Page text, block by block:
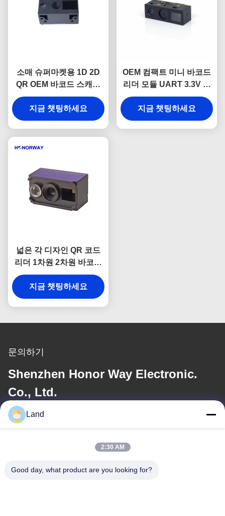
소매 슈퍼마켓용 1D 2D
QR OEM 바코드 스캐너
엔진 (TTL USB 포함)
지금 챗팅하세요
OEM 컴팩트 미니 바코드
리더 모듈 UART 3.3V 전
원 6.8mm 두께
지금 챗팅하세요
넓은 각 디자인 QR 코드
리더 1차원 2차원 바코드
스캔 엔진
지금 챗팅하세요
문의하기
Shenzhen Honor Way Electronic.
Co., Ltd.
이메일
Land
2:30 AM
Good day, what product are you looking for?